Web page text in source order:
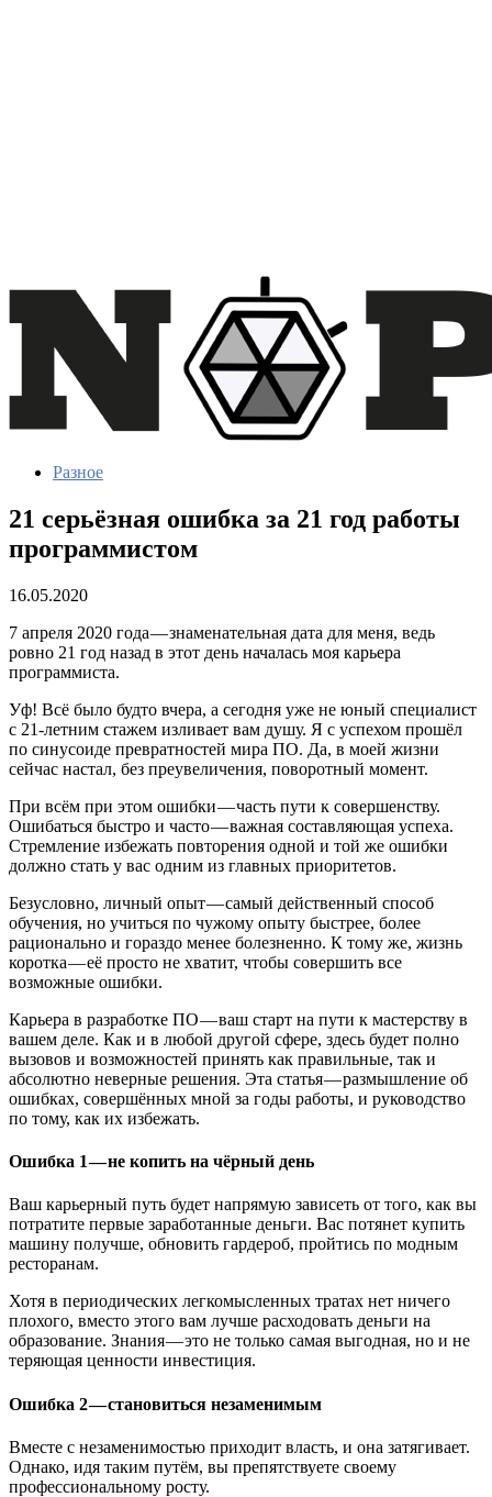
Разное
21 серьёзная ошибка за 21 год работы
программистом
16.05.2020
7 апреля 2020 года — знаменательная дата для меня, ведь
ровно 21 год назад в этот день началась моя карьера
программиста.
Уф! Всё было будто вчера, а сегодня уже не юный специалист
с 21-летним стажем изливает вам душу. Я с успехом прошёл
по синусоиде превратностей мира ПО. Да, в моей жизни
сейчас настал, без преувеличения, поворотный момент.
При всём при этом ошибки — часть пути к совершенству.
Ошибаться быстро и часто — важная составляющая успеха.
Стремление избежать повторения одной и той же ошибки
должно стать у вас одним из главных приоритетов.
Безусловно, личный опыт — самый действенный способ
обучения, но учиться по чужому опыту быстрее, более
рационально и гораздо менее болезненно. К тому же, жизнь
коротка — её просто не хватит, чтобы совершить все
возможные ошибки.
Карьера в разработке ПО — ваш старт на пути к мастерству в
вашем деле. Как и в любой другой сфере, здесь будет полно
вызовов и возможностей принять как правильные, так и
абсолютно неверные решения. Эта статья — размышление об
ошибках, совершённых мной за годы работы, и руководство
по тому, как их избежать.
Ошибка 1 — не копить на чёрный день
Ваш карьерный путь будет напрямую зависеть от того, как вы
потратите первые заработанные деньги. Вас потянет купить
машину получше, обновить гардероб, пройтись по модным
ресторанам.
Хотя в периодических легкомысленных тратах нет ничего
плохого, вместо этого вам лучше расходовать деньги на
образование. Знания — это не только самая выгодная, но и не
теряющая ценности инвестиция.
Ошибка 2 — становиться незаменимым
Вместе с незаменимостью приходит власть, и она затягивает.
Однако, идя таким путём, вы препятствуете своему
профессиональному росту.